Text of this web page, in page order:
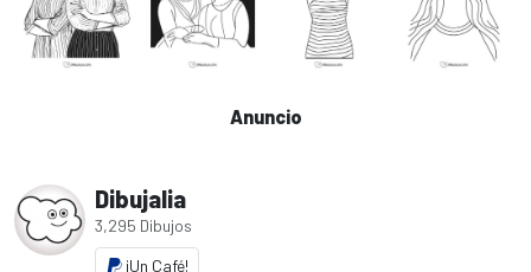
Anuncio
Dibujalia
3,295 Dibujos
¡Un Café!